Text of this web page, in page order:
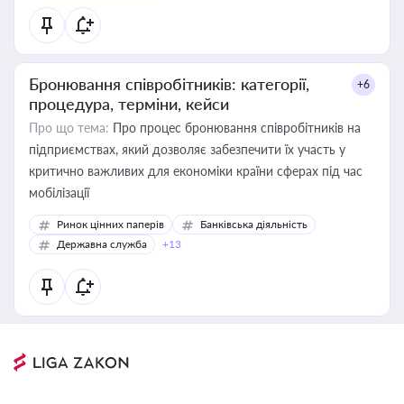
Бронювання співробітників: категорії,
процедура, терміни, кейси
+6
Про що тема: Про процес бронювання співробітників на
підприємствах, який дозволяє забезпечити їх участь у
критично важливих для економіки країни сферах під час
мобілізації
Ринок цінних паперів
Банківська діяльність
Державна служба
+13